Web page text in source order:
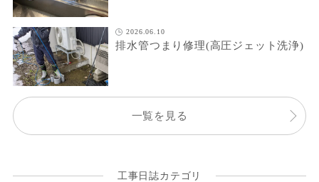
2026.06.10
排水管つまり修理(高圧ジェット洗浄)
一覧を見る
工事日誌カテゴリ